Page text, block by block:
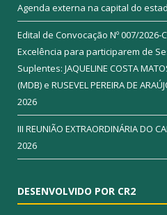
Agenda externa na capital do
Edital de Convocação Nº 007/2026-
Excelência para participarem de
Suplentes: JAQUELINE COSTA
(MDB) e RUSEVEL PEREIRA DE
2026
III REUNIÃO EXTRAORDINÁRIA DO
2026
DESENVOLVIDO POR CR2